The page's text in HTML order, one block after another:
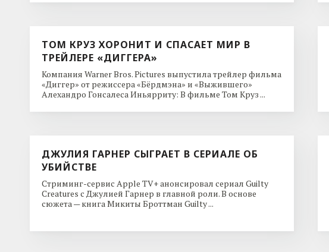
ТОМ КРУЗ ХОРОНИТ И СПАСАЕТ МИР В
ТРЕЙЛЕРЕ «ДИГГЕРА»
Компания Warner Bros. Pictures выпустила трейлер фильма
«Диггер» от режиссера «Бёрдмэна» и «Выжившего»
Алехандро Гонсалеса Иньярриту: В фильме Том Круз ...
ДЖУЛИЯ ГАРНЕР СЫГРАЕТ В СЕРИАЛЕ ОБ
УБИЙСТВЕ
Стриминг-сервис Apple TV+ анонсировал сериал Guilty
Creatures с Джулией Гарнер в главной роли. В основе
сюжета — книга Микиты Броттман Guilty ...